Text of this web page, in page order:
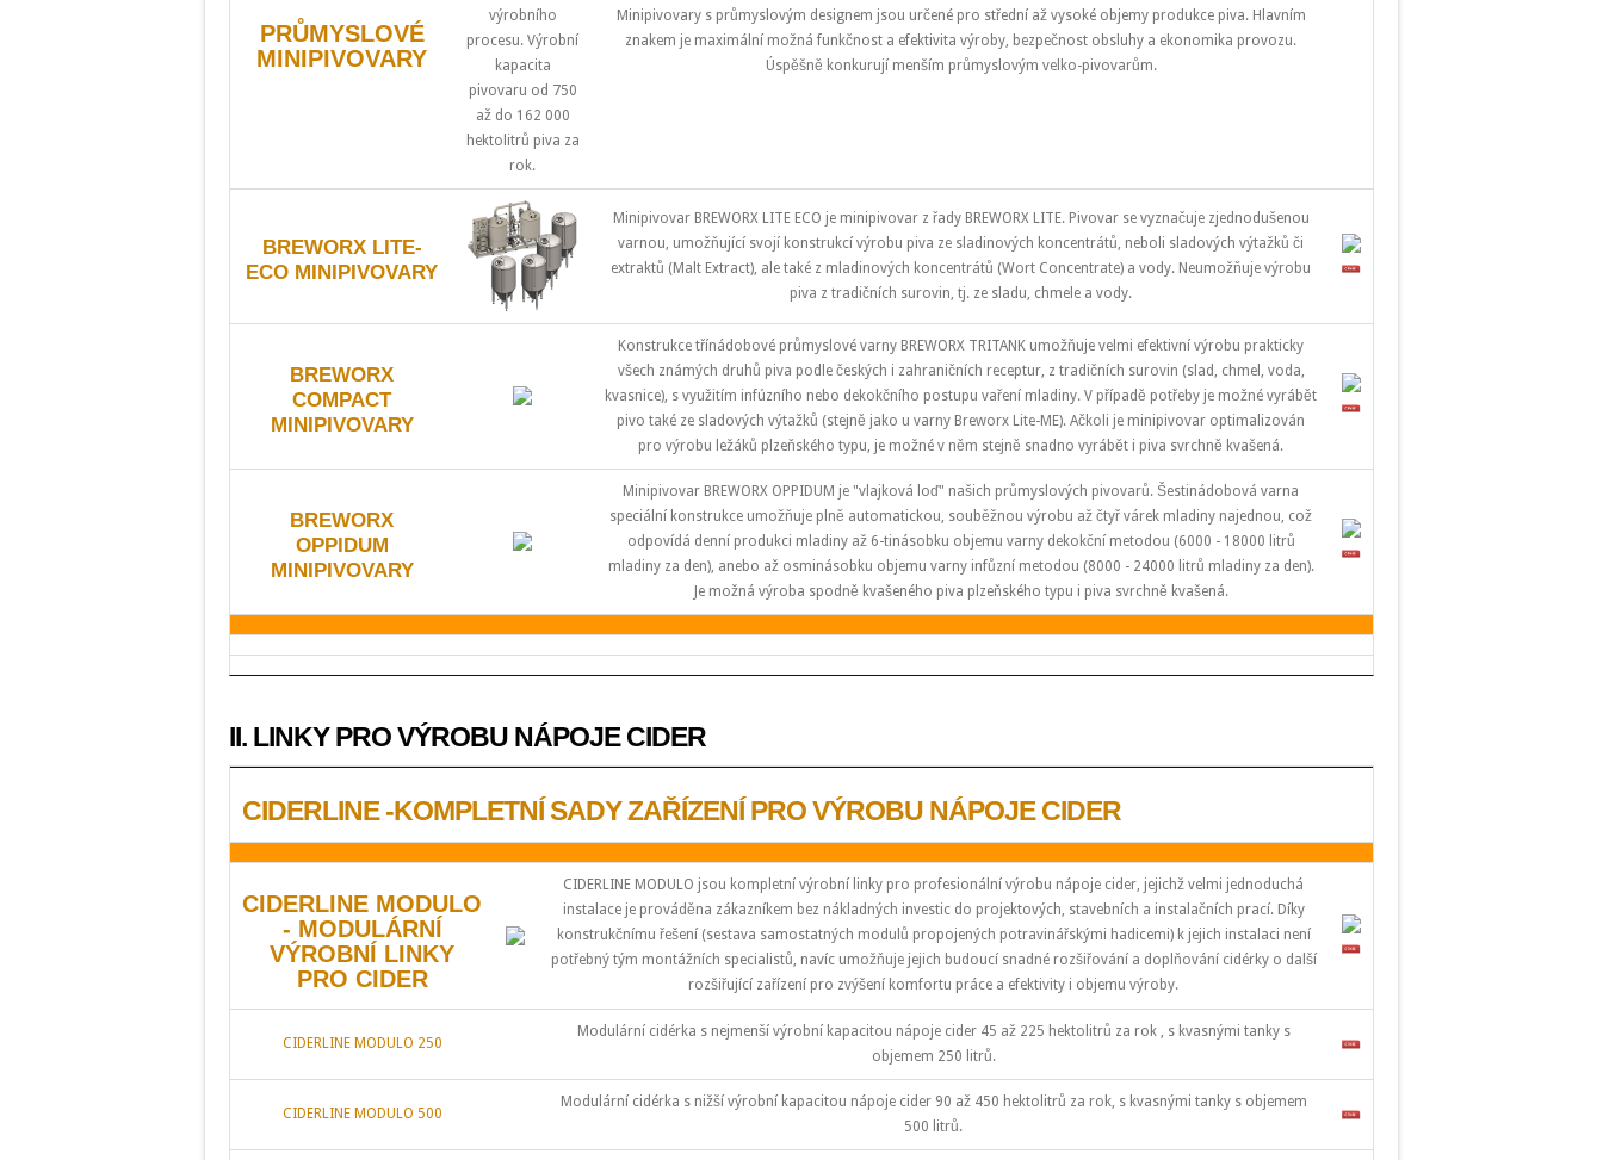
PRŮMYSLOVÉ
MINIPIVOVARY
výrobního
procesu. Výrobní
kapacita
pivovaru od 750
až do 162 000
hektolitrů piva za
rok.
Minipivovary s průmyslovým designem jsou určené pro střední až vysoké objemy produkce piva. Hlavním
znakem je maximální možná funkčnost a efektivita výroby, bezpečnost obsluhy a ekonomika provozu.
Úspěšně konkurují menším průmyslovým velko-pivovarům.
BREWORX LITE-
ECO MINIPIVOVARY
Minipivovar BREWORX LITE ECO je minipivovar z řady BREWORX LITE. Pivovar se vyznačuje zjednodušenou
varnou, umožňující svojí konstrukcí výrobu piva ze sladinových koncentrátů, neboli sladových výtažků či
extraktů (Malt Extract), ale také z mladinových koncentrátů (Wort Concentrate) a vody. Neumožňuje výrobu
piva z tradičních surovin, tj. ze sladu, chmele a vody.
BREWORX
COMPACT
MINIPIVOVARY
Konstrukce třínádobové průmyslové varny BREWORX TRITANK umožňuje velmi efektivní výrobu prakticky
všech známých druhů piva podle českých i zahraničních receptur, z tradičních surovin (slad, chmel, voda,
kvasnice), s využitím infúzního nebo dekokčního postupu vaření mladiny. V případě potřeby je možné vyrábět
pivo také ze sladových výtažků (stejně jako u varny Breworx Lite-ME). Ačkoli je minipivovar optimalizován
pro výrobu ležáků plzeňského typu, je možné v něm stejně snadno vyrábět i piva svrchně kvašená.
BREWORX
OPPIDUM
MINIPIVOVARY
Minipivovar BREWORX OPPIDUM je "vlajková loď" našich průmyslových pivovarů. Šestinádobová varna
speciální konstrukce umožňuje plně automatickou, souběžnou výrobu až čtyř várek mladiny najednou, což
odpovídá denní produkci mladiny až 6-tinásobku objemu varny dekokční metodou (6000 - 18000 litrů
mladiny za den), anebo až osminásobku objemu varny infůzní metodou (8000 - 24000 litrů mladiny za den).
Je možná výroba spodně kvašeného piva plzeňského typu i piva svrchně kvašená.
II. LINKY PRO VÝROBU NÁPOJE CIDER
CIDERLINE -KOMPLETNÍ SADY ZAŘÍZENÍ PRO VÝROBU NÁPOJE CIDER
CIDERLINE MODULO
- MODULÁRNÍ
VÝROBNÍ LINKY
PRO CIDER
CIDERLINE MODULO jsou kompletní výrobní linky pro profesionální výrobu nápoje cider, jejichž velmi jednoduchá
instalace je prováděna zákazníkem bez nákladných investic do projektových, stavebních a instalačních prací. Díky
konstrukčnímu řešení (sestava samostatných modulů propojených potravinářskými hadicemi) k jejich instalaci není
potřebný tým montážních specialistů, navíc umožňuje jejich budoucí snadné rozšiřování a doplňování cidérky o další
rozšiřující zařízení pro zvýšení komfortu práce a efektivity i objemu výroby.
CIDERLINE MODULO 250
Modulární cidérka s nejmenší výrobní kapacitou nápoje cider 45 až 225 hektolitrů za rok , s kvasnými tanky s
objemem 250 litrů.
CIDERLINE MODULO 500
Modulární cidérka s nižší výrobní kapacitou nápoje cider 90 až 450 hektolitrů za rok, s kvasnými tanky s objemem
500 litrů.